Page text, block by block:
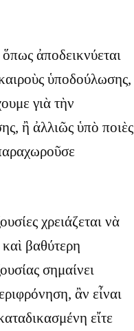
ἀποδεικνύεται
ὑποδούλωσης,
γιὰ τὴν
ἢ ἀλλιῶς ὑπὸ ποιὲς
χρειάζεται νὰ
βαθύτερη
σημαίνει
ἂν εἶναι
εἴτε